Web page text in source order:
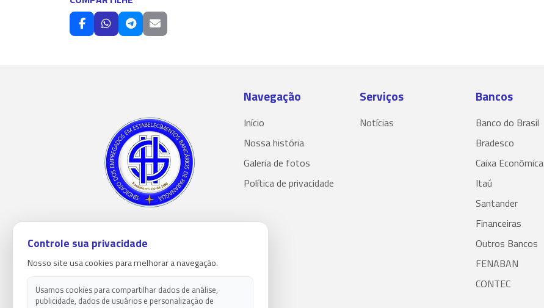
Navegação
Início
Nossa história
Galeria de fotos
Política de privacidade
Serviços
Notícias
Bancos
Banco do Brasil
Bradesco
Caixa Econômica
Itaú
Santander
Financeiras
Outros Bancos
FENABAN
CONTEC
Controle sua privacidade
Nosso site usa cookies para melhorar a navegação.
Usamos cookies para compartilhar dados de análise,
publicidade, dados de usuários e personalização de